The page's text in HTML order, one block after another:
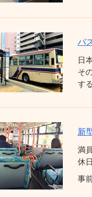
バ
日
そ
す
新
満
休
事